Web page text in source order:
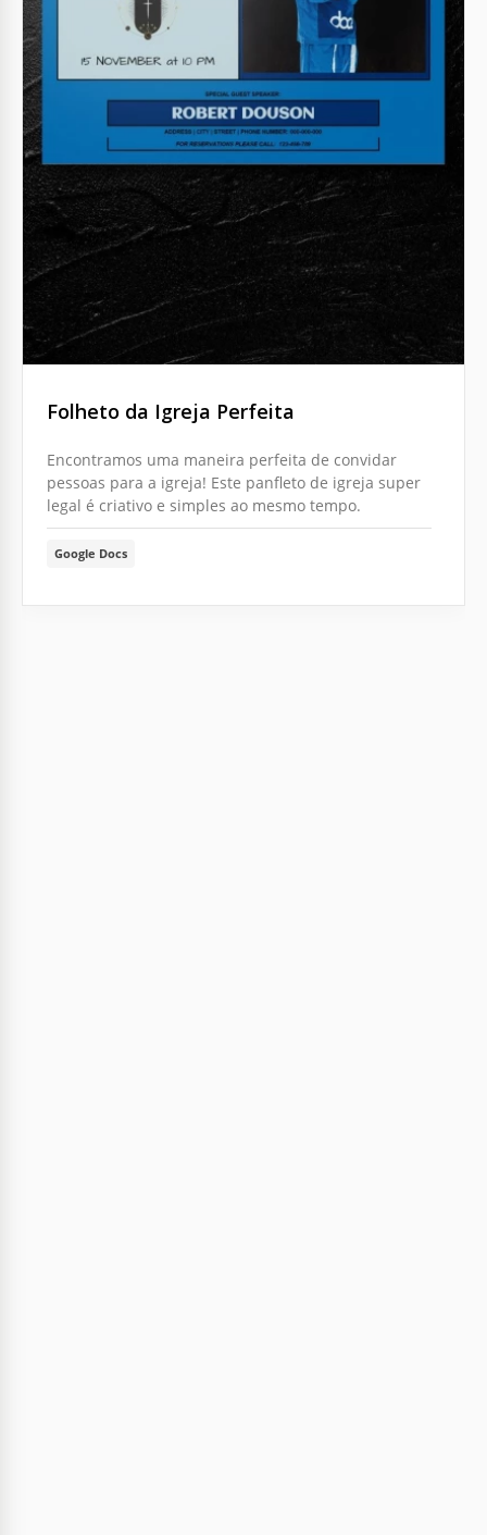
Folheto da Igreja Perfeita
Encontramos uma maneira perfeita de convidar
pessoas para a igreja! Este panfleto de igreja super
legal é criativo e simples ao mesmo tempo.
Google Docs